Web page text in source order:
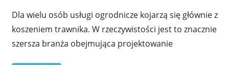
Dla wielu osób usługi ogrodnicze kojarzą się głównie z
koszeniem trawnika. W rzeczywistości jest to znacznie
szersza branża obejmująca projektowanie